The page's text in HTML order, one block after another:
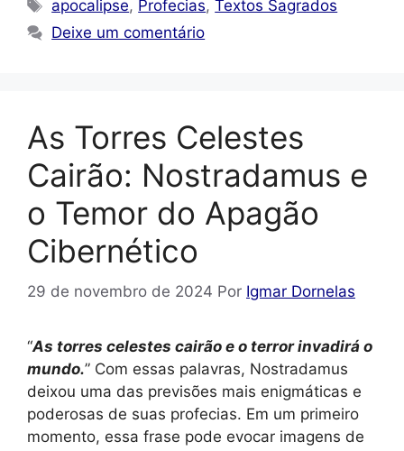
apocalipse, Profecias,Textos Sagrados
Deixe um comentário
As Torres Celestes
Cairão: Nostradamus e
o Temor do Apagão
Cibernético
29 de novembro de 2024 Por Igmar Dornelas
“As torres celestes cairão e o terror invadirá o
mundo.” Com essas palavras, Nostradamus
deixou uma das previsões mais enigmáticas e
poderosas de suas profecias. Em um primeiro
momento, essa frase pode evocar imagens de